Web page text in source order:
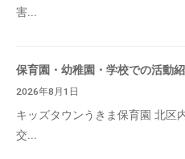
害...
保育園・幼稚園・学校での活動
2026年8月1日
キッズタウンうきま保育園 北区
交...